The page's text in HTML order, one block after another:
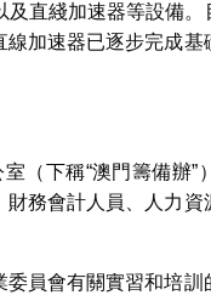
直綫加速器等設備。
加速器已逐步完成基
（下稱“澳門籌備辦”
務會計人員、人力資
員會有關實習和培